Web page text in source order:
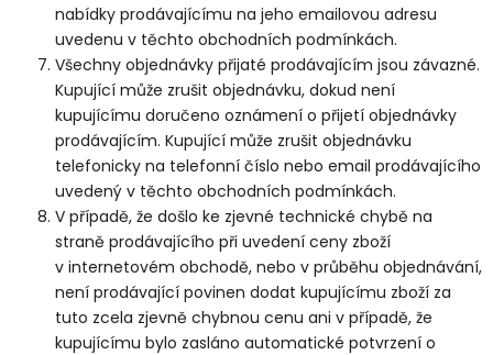
nabídky prodávajícímu na jeho emailovou adresu
uvedenu v těchto obchodních podmínkách.
Všechny objednávky přijaté prodávajícím jsou závazné.
Kupující může zrušit objednávku, dokud není
kupujícímu doručeno oznámení o přijetí objednávky
prodávajícím. Kupující může zrušit objednávku
telefonicky na telefonní číslo nebo email prodávajícího
uvedený v těchto obchodních podmínkách.
V případě, že došlo ke zjevné technické chybě na
straně prodávajícího při uvedení ceny zboží
v internetovém obchodě, nebo v průběhu objednávání,
není prodávající povinen dodat kupujícímu zboží za
tuto zcela zjevně chybnou cenu ani v případě, že
kupujícímu bylo zasláno automatické potvrzení o